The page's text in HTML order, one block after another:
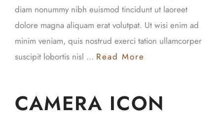
diam nonummy nibh euismod tincidunt ut laoreet
dolore magna aliquam erat volutpat. Ut wisi enim ad
minim veniam, quis nostrud exerci tation ullamcorper
suscipit lobortis nisl … Read More
CAMERA ICON